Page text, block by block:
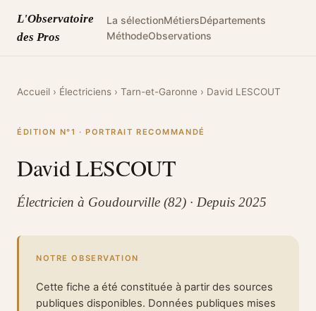
L'Observatoire
des Pros
La sélectionMétiersDépartements
MéthodeObservations
Accueil › Électriciens › Tarn-et-Garonne › David LESCOUT
ÉDITION N°1 · PORTRAIT RECOMMANDÉ
David LESCOUT
Électricien à Goudourville (82) · Depuis 2025
NOTRE OBSERVATION
Cette fiche a été constituée à partir des sources
publiques disponibles. Données publiques mises